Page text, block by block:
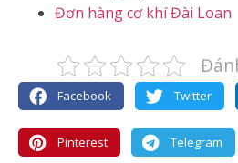
Đơn hàng cơ khí Đài Loan
Facebook Twitter
Pinterest Telegram